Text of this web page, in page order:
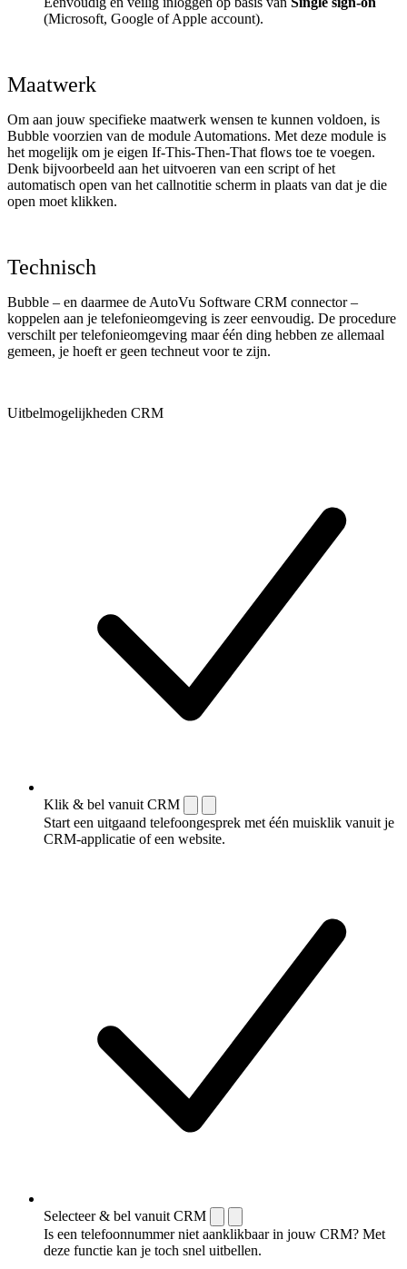
(Microsoft, Google of Apple account).
Maatwerk
Om aan jouw specifieke maatwerk wensen te kunnen voldoen, is
Bubble voorzien van de module Automations. Met deze module is
het mogelijk om je eigen If-This-Then-That flows toe te voegen.
Denk bijvoorbeeld aan het uitvoeren van een script of het
automatisch open van het callnotitie scherm in plaats van dat je die
open moet klikken.
Technisch
Bubble – en daarmee de AutoVu Software CRM connector –
koppelen aan je telefonieomgeving is zeer eenvoudig. De procedure
verschilt per telefonieomgeving maar één ding hebben ze allemaal
gemeen, je hoeft er geen techneut voor te zijn.
Uitbelmogelijkheden CRM
Klik & bel vanuit CRM
Start een uitgaand telefoongesprek met één muisklik vanuit je
CRM-applicatie of een website.
Selecteer & bel vanuit CRM
Is een telefoonnummer niet aanklikbaar in jouw CRM? Met
deze functie kan je toch snel uitbellen.